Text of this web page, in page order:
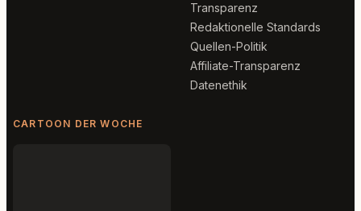
Transparenz
Redaktionelle Standards
Quellen-Politik
Affiliate-Transparenz
Datenethik
CARTOON DER WOCHE